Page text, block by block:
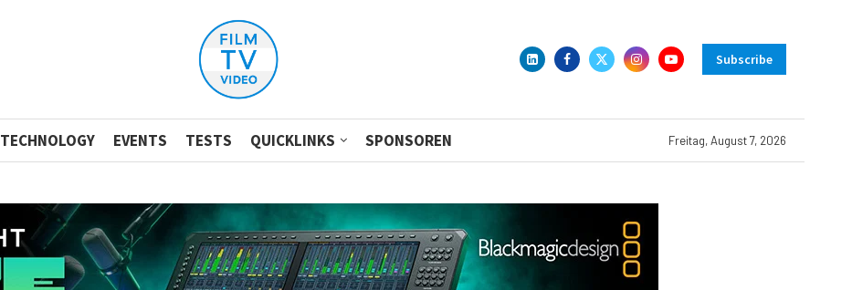
Subscribe
TECHNOLOGY EVENTS TESTS QUICKLINKS SPONSOREN Freitag, August 7, 2026